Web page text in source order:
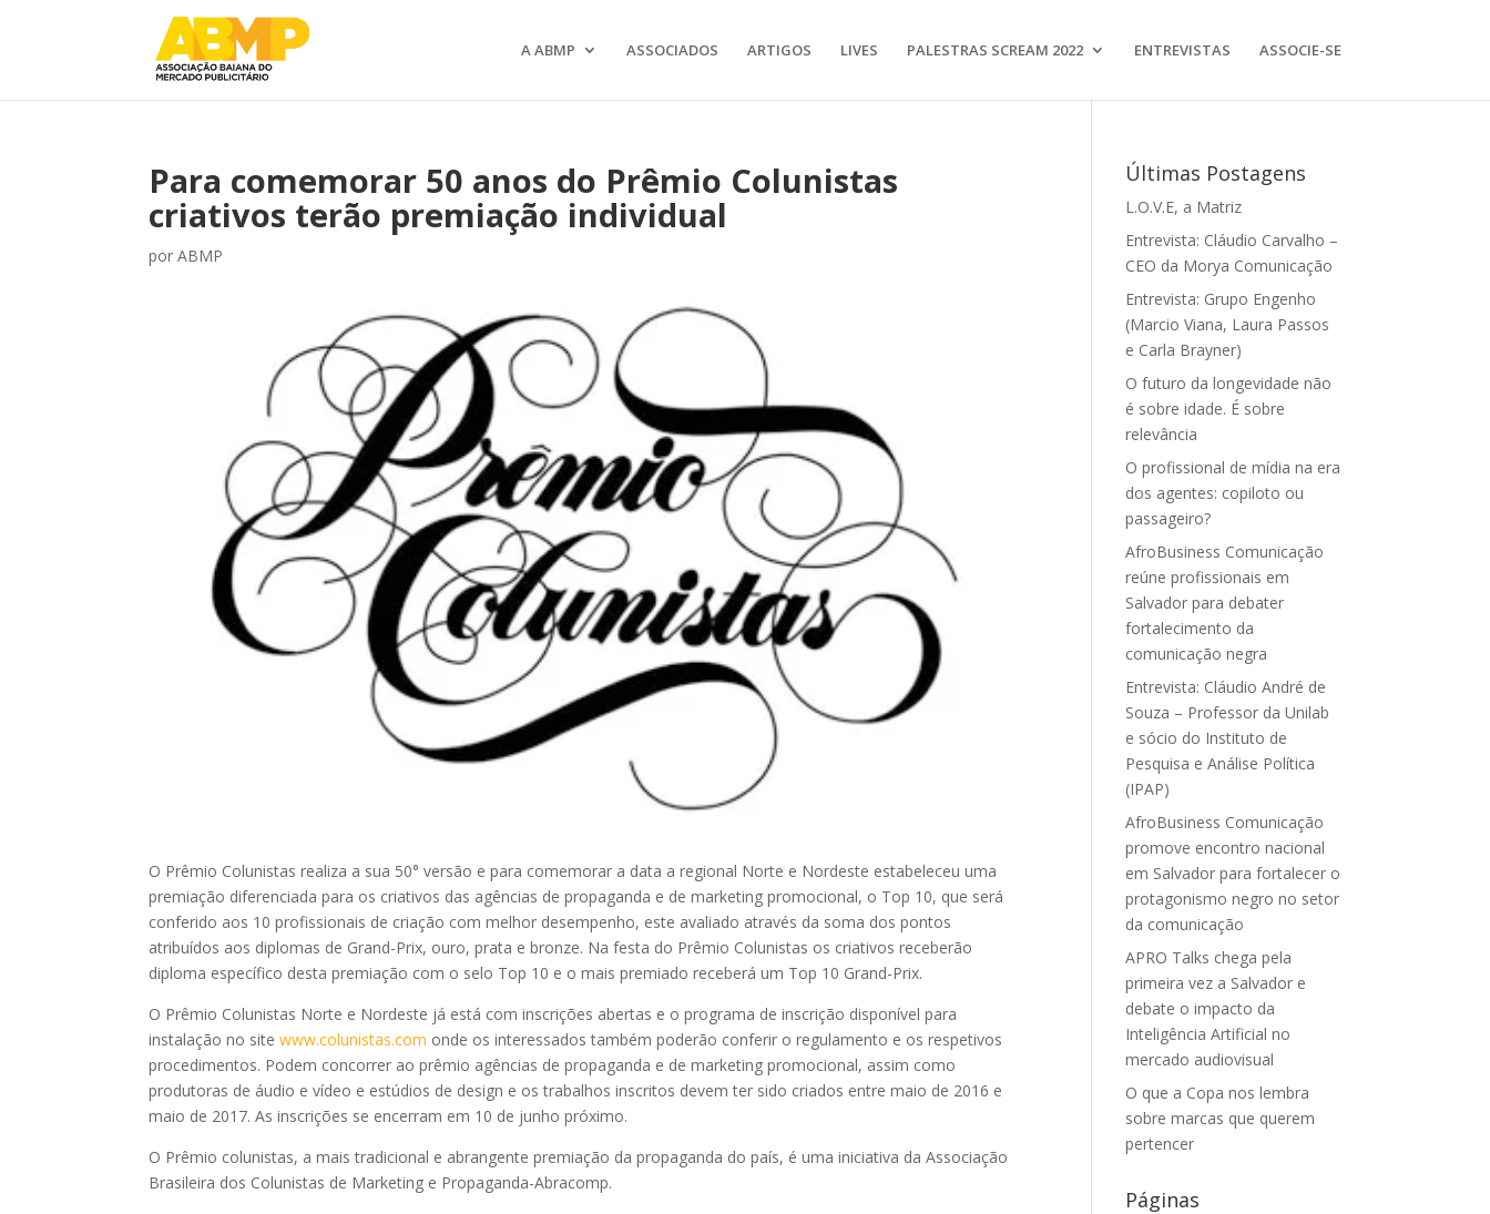
A ABMP ASSOCIADOS ARTIGOS LIVES PALESTRAS SCREAM 2022 ENTREVISTAS ASSOCIE-SE
Para comemorar 50 anos do Prêmio Colunistas
criativos terão premiação individual
porABMP
O Prêmio Colunistas realiza a sua 50° versão e para comemorar a data a regional Norte e Nordeste estabeleceu uma
premiação diferenciada para os criativos das agências de propaganda e de marketing promocional, o Top 10, que será
conferido aos 10 profissionais de criação com melhor desempenho, este avaliado através da soma dos pontos
atribuídos aos diplomas de Grand-Prix, ouro, prata e bronze. Na festa do Prêmio Colunistas os criativos receberão
diploma específico desta premiação com o selo Top 10 e o mais premiado receberá um Top 10 Grand-Prix.
O Prêmio Colunistas Norte e Nordeste já está com inscrições abertas e o programa de inscrição disponível para
instalação no sitewww.colunistas.com onde os interessados também poderão conferir o regulamento e os respetivos
procedimentos. Podem concorrer ao prêmio agências de propaganda e de marketing promocional, assim como
produtoras de áudio e vídeo e estúdios de design e os trabalhos inscritos devem ter sido criados entre maio de 2016 e
maio de 2017. As inscrições se encerram em 10 de junho próximo.
O Prêmio colunistas, a mais tradicional e abrangente premiação da propaganda do país, é uma iniciativa da Associação
Brasileira dos Colunistas de Marketing e Propaganda-Abracomp.
Últimas Postagens
L.O.V.E, a Matriz
Entrevista: Cláudio Carvalho –
CEO da Morya Comunicação
Entrevista: Grupo Engenho
(Marcio Viana, Laura Passos
e Carla Brayner)
O futuro da longevidade não
é sobre idade. É sobre
relevância
O profissional de mídia na era
dos agentes: copiloto ou
passageiro?
AfroBusiness Comunicação
reúne profissionais em
Salvador para debater
fortalecimento da
comunicação negra
Entrevista: Cláudio André de
Souza – Professor da Unilab
e sócio do Instituto de
Pesquisa e Análise Política
(IPAP)
AfroBusiness Comunicação
promove encontro nacional
em Salvador para fortalecer o
protagonismo negro no setor
da comunicação
APRO Talks chega pela
primeira vez a Salvador e
debate o impacto da
Inteligência Artificial no
mercado audiovisual
O que a Copa nos lembra
sobre marcas que querem
pertencer
Páginas